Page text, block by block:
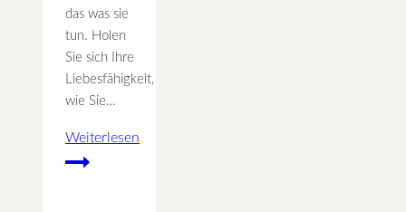
das was sie
tun. Holen
Sie sich Ihre
Liebesfähigkeit,
wie Sie…
Weiterlesen
Lernen